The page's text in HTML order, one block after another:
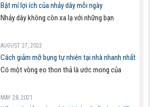
Bật mí lợi ích của nhảy dây mỗi ngày
Nhảy dây không còn xa lạ với những bạn
AUGUST 27, 2022
Cách giảm mỡ bụng tự nhiên tại nhà nhanh nhất
Có một vòng eo thon thả là ước mong của
MAY 28, 2021